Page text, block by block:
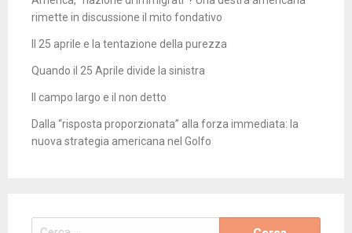
rimette in discussione il mito fondativo
Il 25 aprile e la tentazione della purezza
Quando il 25 Aprile divide la sinistra
Il campo largo e il non detto
Dalla “risposta proporzionata” alla forza immediata: la
nuova strategia americana nel Golfo
Ricerca